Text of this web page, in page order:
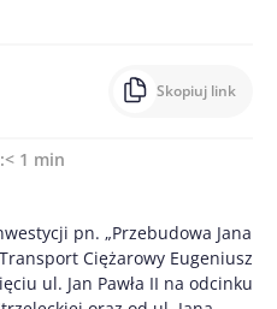
Skopiuj link
< 1 min
pn. „Przebudowa Jana
Ciężarowy Eugeniusz
ul. Jan Pawła II na odcinku